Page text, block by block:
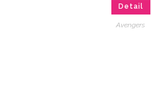
Detail
Avengers